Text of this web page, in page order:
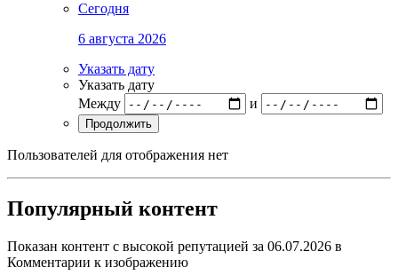
Сегодня
6 августа 2026
Указать дату
Указать дату
Между
и
Продолжить
Пользователей для отображения нет
Популярный контент
Показан контент с высокой репутацией за 06.07.2026 в
Комментарии к изображению